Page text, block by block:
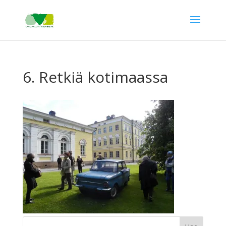
6. Retkiä kotimaassa